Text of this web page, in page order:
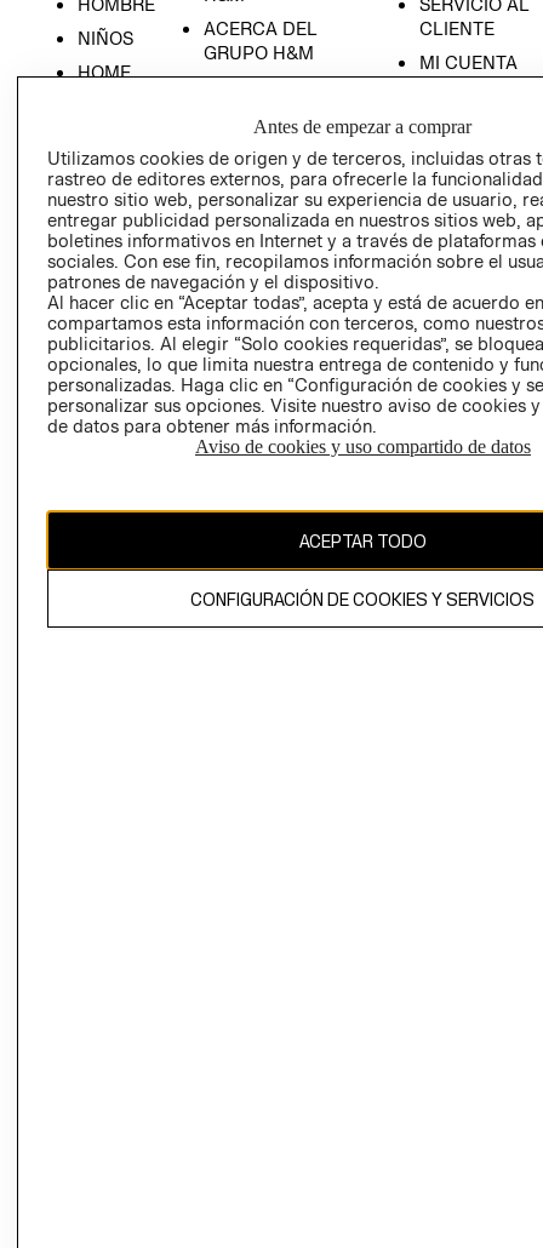
NIÑOS
HOME
ACERCA DEL
GRUPO H&M
RELACIÓN CON
INVERSIONISTAS
POLÍTICA
EMPRESARIAL
CLIENTE
MI CUENTA
TIENDAS
- RETIRO EN
TIENDA
TÉRMINOS Y
CONDICIONES
AVISO DE
PRIVACIDAD
GIFT CARD
AVISO DE
COOKIES
Antes de empezar a comprar
Utilizamos cookies de origen y de terceros, incluidas otras
rastreo de editores externos, para ofrecerle la
nuestro sitio web, personalizar su experiencia de usuario,
entregar publicidad personalizada en nuestros sitios web,
boletines informativos en Internet y a través de plataformas
sociales. Con ese fin, recopilamos información sobre el
patrones de navegación y el dispositivo.
Al hacer clic en “Aceptar todas”, acepta y está de acuerdo
compartamos esta información con terceros, como
publicitarios. Al elegir “Solo cookies requeridas”, se
opcionales, lo que limita nuestra entrega de contenido y
personalizadas. Haga clic en “Configuración de cookies y
personalizar sus opciones. Visite nuestro aviso de cookies
de datos para obtener más información.
Aviso de cookies y uso compartido de datos
ACEPTAR TODO
CONFIGURACIÓN DE COOKIES Y SERVICIOS